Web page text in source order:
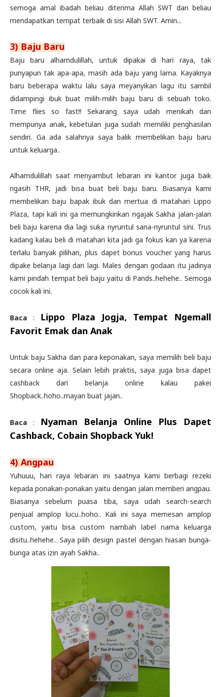
semoga amal ibadah beliau diterima Allah SWT dan beliau
mendapatkan tempat terbaik di sisi Allah SWT. Amin...
3) Baju Baru
Baju baru alhamdulillah, untuk dipakai di hari raya, tak
punyapun tak apa-apa, masih ada baju yang lama. Kayaknya
baru beberapa waktu lalu saya meyanyikan lagu itu sambil
didampingi ibuk buat milih-milih baju baru di sebuah toko.
Time flies so fast!! Sekarang saya udah menikah dan
mempunya anak, kebetulan juga sudah memiliki penghasilan
sendiri. Ga ada salahnya saya balik membelikan baju baru
untuk keluarga..
Alhamdulillah saat menyambut lebaran ini kantor juga baik
ngasih THR, jadi bisa buat beli baju baru. Biasanya kami
membelikan baju bapak ibuk dan mertua di matahari Lippo
Plaza, tapi kali ini ga memungkinkan ngajak Sakha jalan-jalan
beli baju karena dia lagi suka nyruntul sana-nyruntul sini. Trus
kadang kalau beli di matahari kita jadi ga fokus kan ya karena
terlalu banyak pilihan, plus dapet bonus voucher yang harus
dipake belanja lagi dan lagi. Males dengan godaan itu jadinya
kami pindah tempat beli baju yaitu di Pands..hehehe.. Semoga
cocok kali ini.
Baca :
Lippo Plaza Jogja, Tempat Ngemall
Favorit Emak dan Anak
Untuk baju Sakha dan para keponakan, saya memilih beli baju
secara online aja. Selain lebih praktis, saya juga bisa dapet
cashback dari belanja online kalau pakei
Shopback..hoho..mayan buat jajan..
Baca :
Nyaman Belanja Online Plus Dapet
Cashback, Cobain Shopback Yuk!
4) Angpau
Yuhuuu, hari raya lebaran ini saatnya kami berbagi rezeki
kepada ponakan-ponakan yaitu dengan jalan memberi angpau.
Biasanya sebelum puasa tiba, saya udah search-search
penjual amplop lucu..hoho.. Kali ini saya memesan amplop
custom, yaitu bisa custom nambah label nama keluarga
disitu..hehehe.. Saya pilih design pastel dengan hiasan bunga-
bunga atas izin ayah Sakha..